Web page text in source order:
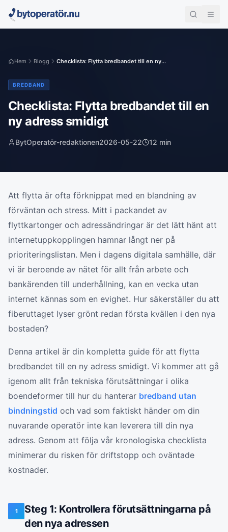
Hem Blogg Checklista: Flytta bredbandet till en ny...
BREDBAND
Checklista: Flytta bredbandet till en
ny adress smidigt
BytOperatör-redaktionen2026-05-22 12 min
Att flytta är ofta förknippat med en blandning av
förväntan och stress. Mitt i packandet av
flyttkartonger och adressändringar är det lätt hänt att
internetuppkopplingen hamnar långt ner på
prioriteringslistan. Men i dagens digitala samhälle, där
vi är beroende av nätet för allt från arbete och
bankärenden till underhållning, kan en vecka utan
internet kännas som en evighet. Hur säkerställer du att
fiberuttaget lyser grönt redan första kvällen i den nya
bostaden?
Denna artikel är din kompletta guide för att flytta
bredbandet till en ny adress smidigt. Vi kommer att gå
igenom allt från tekniska förutsättningar i olika
boendeformer till hur du hanterar bredband utan
bindningstid och vad som faktiskt händer om din
nuvarande operatör inte kan leverera till din nya
adress. Genom att följa vår kronologiska checklista
minimerar du risken för driftstopp och oväntade
kostnader.
1
Steg 1: Kontrollera förutsättningarna på
den nya adressen